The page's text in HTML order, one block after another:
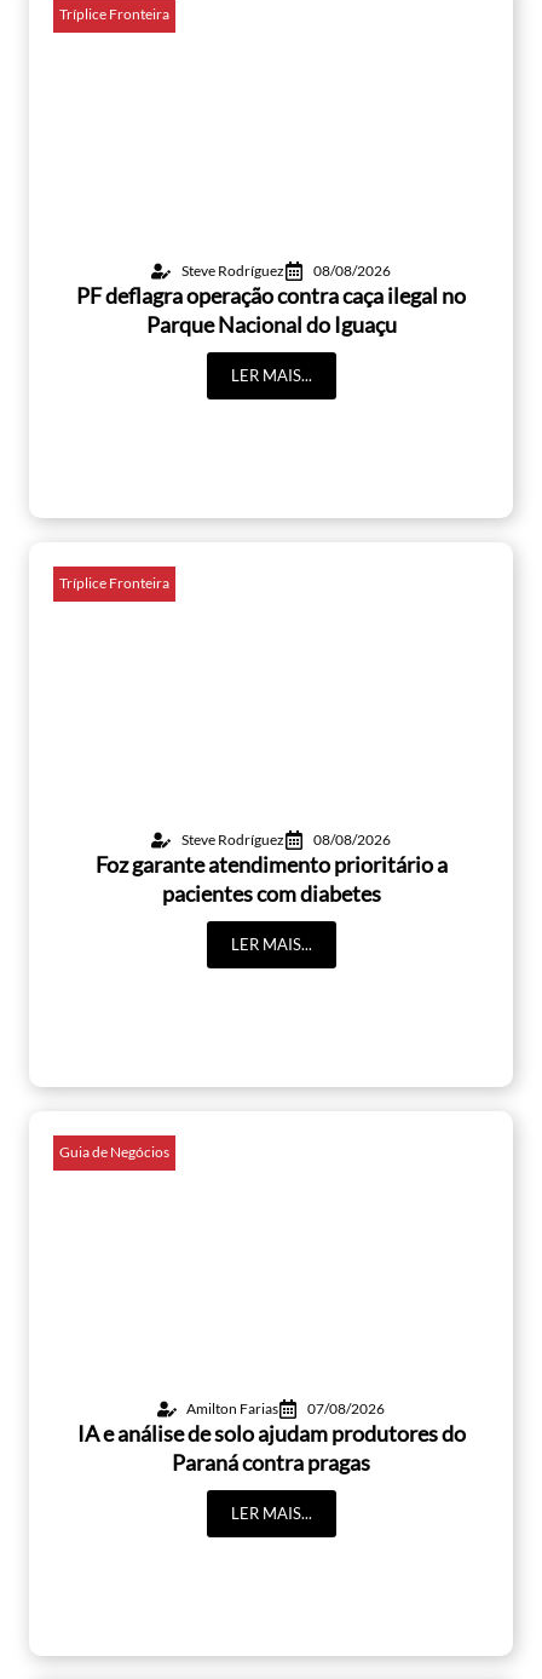
Tríplice Fronteira
Steve Rodríguez 08/08/2026
PF deflagra operação contra caça ilegal no
Parque Nacional do Iguaçu
LER MAIS...
Tríplice Fronteira
Steve Rodríguez 08/08/2026
Foz garante atendimento prioritário a
pacientes com diabetes
LER MAIS...
Guia de Negócios
Amilton Farias 07/08/2026
IA e análise de solo ajudam produtores do
Paraná contra pragas
LER MAIS...